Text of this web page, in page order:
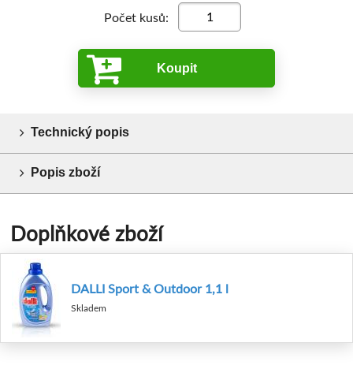
Počet kusů:
Koupit
Technický popis
Popis zboží
Doplňkové zboží
DALLI Sport & Outdoor 1,1 l
Skladem